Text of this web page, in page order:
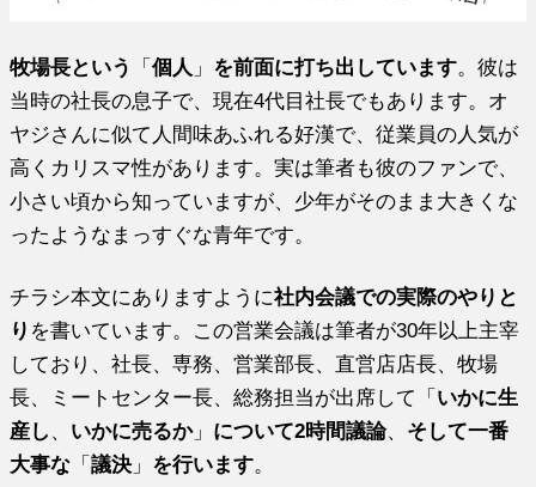
牧場長という 「個人 」 を前面に打ち出しています。彼は
当時の社長の息子で、現在4代目社長でもあります。オ
ヤジさんに似て人間味あふれる好漢で、従業員の人気が
高くカリスマ性があります。実は筆者も彼のファンで、
小さい頃から知っていますが、少年がそのまま大きくな
ったようなまっすぐな青年です。
チラシ本文にありますように社内会議での実際のやりと
り を書いています。この営業会議は筆者が30年以上主宰
しており、社長、専務、営業部長、直営店店長、牧場
長、ミートセンター長、総務担当が出席して「 いかに生
産し 、 いかに売るか」 について2時間議論、 そして一番
大事な 「議決 」 を行います。